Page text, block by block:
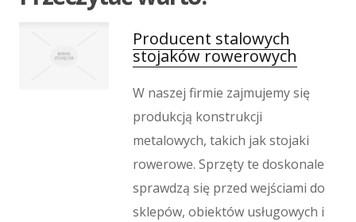
Fotografia
Adwokaci, Porady Prawne
Ślub i Wesele
Weterynaryjne, Hodowla Zwierząt
Sprzątanie, Porządkowanie
Serwis
Inne Usługi
Odprężenie
Hotele i Noclegi
Podróże
Producent stalowych
stojaków rowerowych
W naszej firmie zajmujemy się
produkcją konstrukcji
metalowych, takich jak stojaki
rowerowe. Sprzęty te doskonale
sprawdzą się przed wejściami do
sklepów, obiektów usługowych i